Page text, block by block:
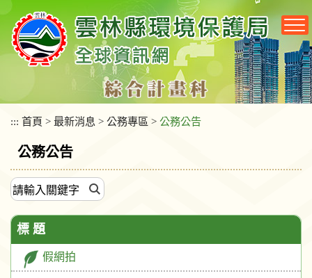
要
區
::: 首頁 > 最新消息 > 公務專區 > 公務公告
公務公告
標 題
假網拍